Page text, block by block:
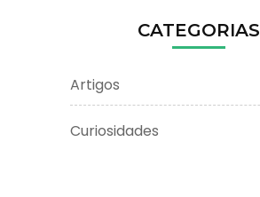
CATEGORIAS
Artigos
Curiosidades